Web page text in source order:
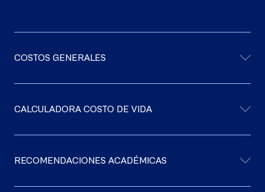
COSTOS GENERALES
CALCULADORA COSTO DE VIDA
RECOMENDACIONES ACADÉMICAS